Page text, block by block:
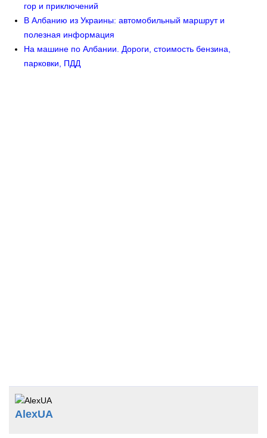
гор и приключений
В Албанию из Украины: автомобильный маршрут и
полезная информация
На машине по Албании. Дороги, стоимость бензина,
парковки, ПДД
AlexUA